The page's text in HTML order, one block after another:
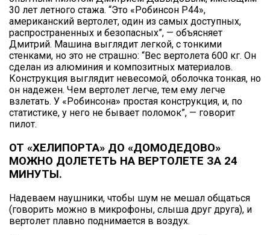
30 лет летного стажа. “Это «Робинсон Р44»,
американский вертолет, один из самых доступных,
распространенных и безопасных”, — объясняет
Дмитрий. Машина выглядит легкой, с тонкими
стенками, но это не страшно: “Вес вертолета 600 кг. Он
сделан из алюминия и композитных материалов.
Конструкция выглядит невесомой, оболочка тонкая, но
он надежен. Чем вертолет легче, тем ему легче
взлетать. У «Робинсона» простая конструкция, и, по
статистике, у него не бывает поломок”, — говорит
пилот.
ОТ «ХЕЛИПОРТА» ДО «ДОМОДЕДОВО»
МОЖНО ДОЛЕТЕТЬ НА ВЕРТОЛЕТЕ ЗА 24
МИНУТЫ.
Надеваем наушники, чтобы шум не мешал общаться
(говорить можно в микрофоны, слыша друг друга), и
вертолет плавно поднимается в воздух.